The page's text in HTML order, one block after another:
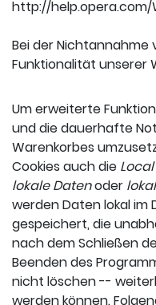
http://help.opera.com/
Bei der Nichtannahme
Funktionalität unserer
Um erweiterte
und die dauerhafte
Warenkorbes
Cookies auch die
lokale Datenoder
werden Daten lokal im
gespeichert, die
nach dem Schließen
Beenden des
nicht löschen --
werden können.